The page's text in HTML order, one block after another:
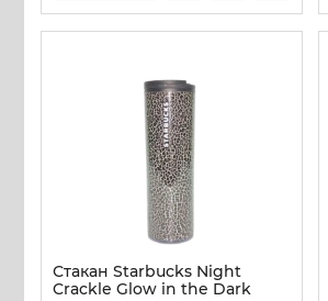
Стакан Starbucks Night
Crackle Glow in the Dark